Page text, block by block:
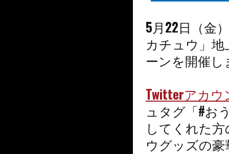
5月22日（金
カチュウ」
ーンを開催し
Twitterアカ
ュタグ「#お
してくれた
ウグッズの